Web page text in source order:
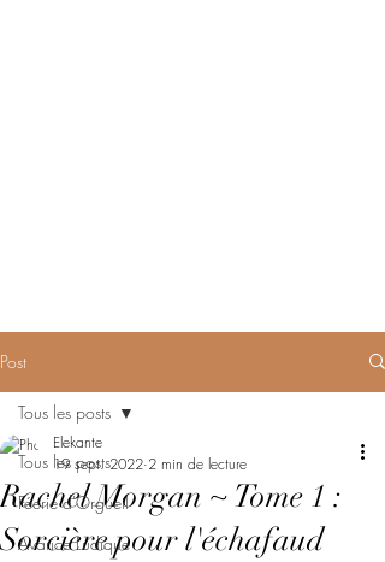
Post
Tous les posts
Féerie d'Orgueil
Avarice Ludique
Tous les posts
Rachel Morgan ~ Tome 1 :
Sorcière pour l'échafaud
Elekante
19 sept. 2022 2 min de lecture